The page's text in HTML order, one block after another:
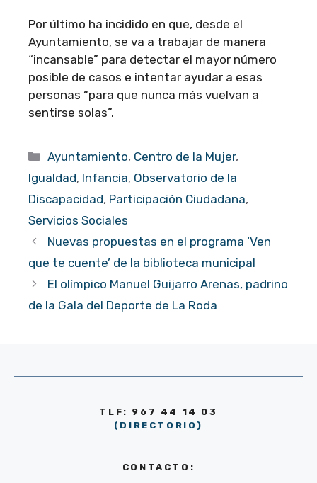
Por último ha incidido en que, desde el
Ayuntamiento, se va a trabajar de manera
“incansable” para detectar el mayor número
posible de casos e intentar ayudar a esas
personas “para que nunca más vuelvan a
sentirse solas”.
Categorías
Ayuntamiento, Centro de la Mujer,
Igualdad, Infancia, Observatorio de la
Discapacidad, Participación Ciudadana,
Servicios Sociales
Nuevas propuestas en el programa ‘Ven
que te cuente’ de la biblioteca municipal
El olímpico Manuel Guijarro Arenas, padrino
de la Gala del Deporte de La Roda
TLF: 967 44 14 03
(DIRECTORIO)
CONTACTO: